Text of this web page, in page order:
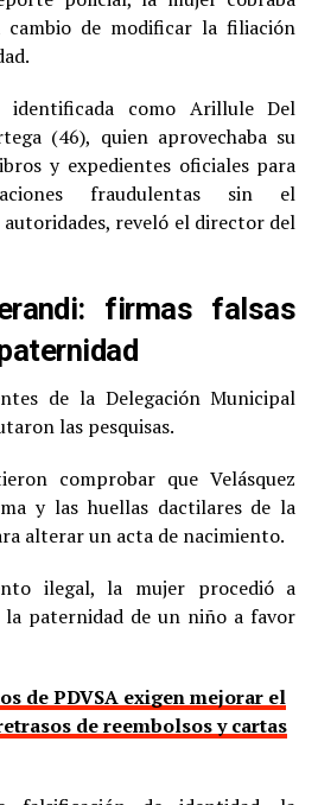
cambio de modificar la filiación
identificada como Arillule Del
(46), quien aprovechaba su
y expedientes oficiales para
fraudulentas sin el
reveló el director del
firmas falsas
de la Delegación Municipal
las pesquisas.
comprobar que Velásquez
y las huellas dactilares de la
alterar un acta de nacimiento.
ilegal, la mujer procedió a
paternidad de un niño a favor
de PDVSA exigen mejorar el
de reembolsos y cartas